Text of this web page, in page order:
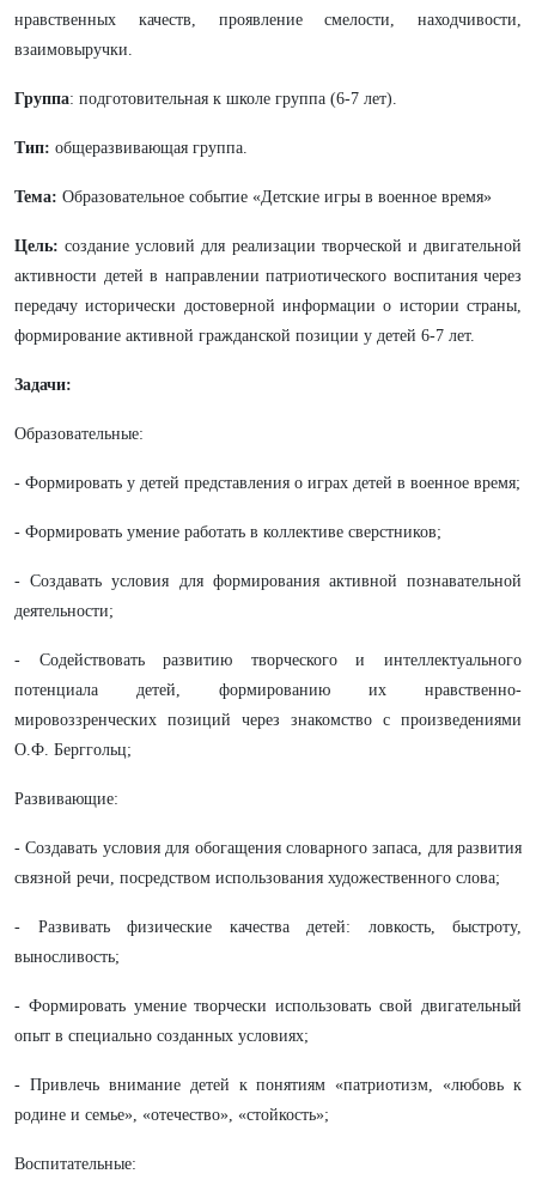
нравственных качеств, проявление смелости, находчивости,
взаимовыручки.
Группа: подготовительная к школе группа (6-7 лет).
Тип: общеразвивающая группа.
Тема: Образовательное событие «Детские игры в военное время»
Цель: создание условий для реализации творческой и двигательной
активности детей в направлении патриотического воспитания через
передачу исторически достоверной информации о истории страны,
формирование активной гражданской позиции у детей 6-7 лет.
Задачи:
Образовательные:
- Формировать у детей представления о играх детей в военное время;
- Формировать умение работать в коллективе сверстников;
- Создавать условия для формирования активной познавательной
деятельности;
- Содействовать развитию творческого и интеллектуального
потенциала детей, формированию их нравственно-
мировоззренческих позиций через знакомство с произведениями
О.Ф. Берггольц;
Развивающие:
- Создавать условия для обогащения словарного запаса, для развития
связной речи, посредством использования художественного слова;
- Развивать физические качества детей: ловкость, быстроту,
выносливость;
- Формировать умение творчески использовать свой двигательный
опыт в специально созданных условиях;
- Привлечь внимание детей к понятиям «патриотизм, «любовь к
родине и семье», «отечество», «стойкость»;
Воспитательные: